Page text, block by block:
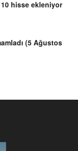
10 hisse ekleniyor
(5 Ağustos